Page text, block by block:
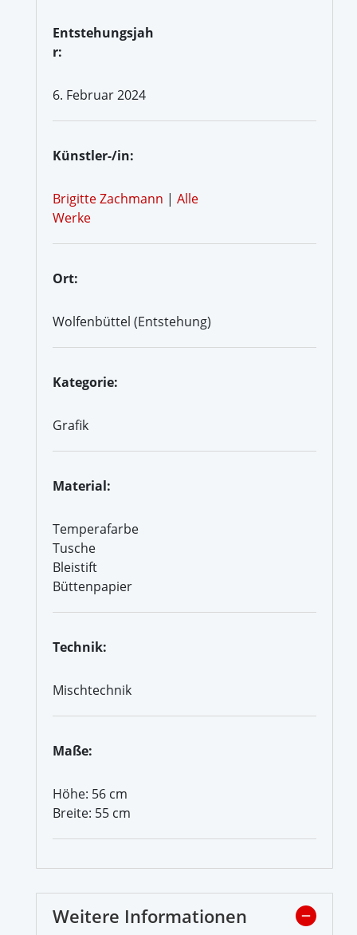
Entstehungsjah
r:
6. Februar 2024
Künstler-/in:
Brigitte Zachmann | Alle
Werke
Ort:
Wolfenbüttel (Entstehung)
Kategorie:
Grafik
Material:
Temperafarbe
Tusche
Bleistift
Büttenpapier
Technik:
Mischtechnik
Maße:
Höhe: 56 cm
Breite: 55 cm
Weitere Informationen